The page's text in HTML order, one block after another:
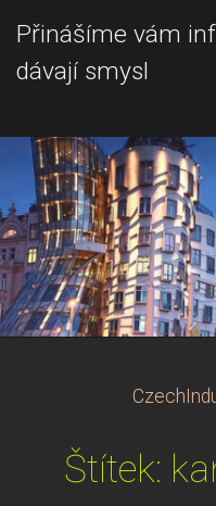
Přinášíme vám
dávají smysl
Štítek: